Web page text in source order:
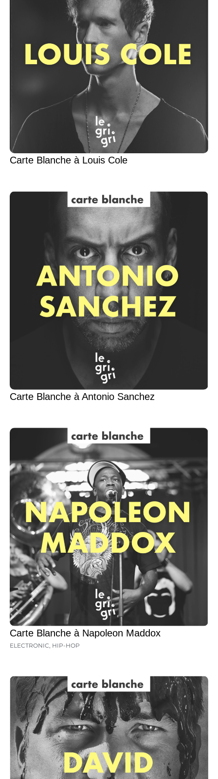
Carte Blanche à Louis Cole
Carte Blanche à Antonio Sanchez
Carte Blanche à Napoleon Maddox
ELECTRONIC, HIP-HOP